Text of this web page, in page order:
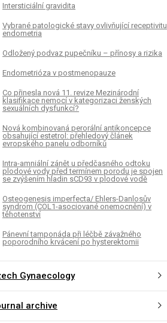
Intersticiální gravidita
Vybrané patologické stavy ovlivňující receptivitu
endometria
Odložený podvaz pupečníku – přínosy a rizika
Endometrióza v postmenopauze
Co přinesla nová 11. revize Mezinárodní
klasifikace nemocí v kategorizaci ženských
sexuálních dysfunkcí?
Nová kombinovaná perorální antikoncepce
obsahující estetrol: přehledový článek
evropského panelu odborníků
Intra-amniální zánět u předčasného odtoku
plodové vody před termínem porodu je spojen
se zvýšením hladin sCD93 v plodové vodě
Osteogenesis imperfecta/ Ehlers-Danlosův
syndrom (COL1-asociované onemocnění) v
těhotenství
Pánevní tamponáda při léčbě závažného
poporodního krvácení po hysterektomii
Gynaecology
archive